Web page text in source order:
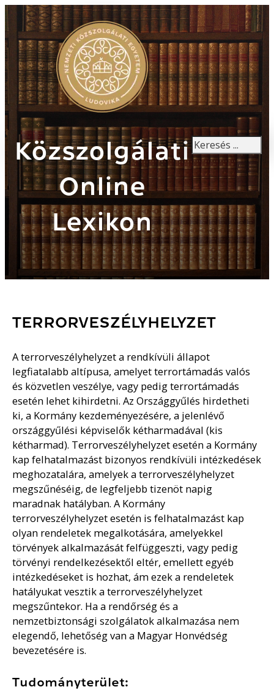
Közszolgálati
Online
Lexikon
Keresés
TERRORVESZÉLYHELYZET
A terrorveszélyhelyzet a rendkívüli állapot
legfiatalabb altípusa, amelyet terrortámadás valós
és közvetlen veszélye, vagy pedig terrortámadás
esetén lehet kihirdetni. Az Országgyűlés hirdetheti
ki, a Kormány kezdeményezésére, a jelenlévő
országgyűlési képviselők kétharmadával (kis
kétharmad). Terrorveszélyhelyzet esetén a Kormány
kap felhatalmazást bizonyos rendkívüli intézkedések
meghozatalára, amelyek a terrorveszélyhelyzet
megszűnéséig, de legfeljebb tizenöt napig
maradnak hatályban. A Kormány
terrorveszélyhelyzet esetén is felhatalmazást kap
olyan rendeletek megalkotására, amelyekkel
törvények alkalmazását felfüggeszti, vagy pedig
törvényi rendelkezésektől eltér, emellett egyéb
intézkedéseket is hozhat, ám ezek a rendeletek
hatályukat vesztik a terrorveszélyhelyzet
megszűntekor. Ha a rendőrség és a
nemzetbiztonsági szolgálatok alkalmazása nem
elegendő, lehetőség van a Magyar Honvédség
bevezetésére is.
Tudományterület: